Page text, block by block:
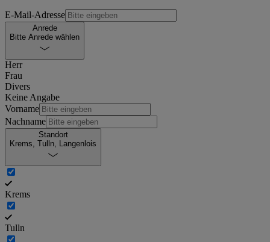
E-Mail-Adresse
Anrede
Bitte Anrede wählen
Herr
Frau
Divers
Keine Angabe
Vorname
Nachname
Standort
Krems, Tulln, Langenlois
Krems
Tulln